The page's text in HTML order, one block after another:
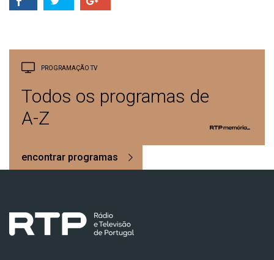
PROGRAMAÇÃO TV
Todos os programas de
A-Z
encontrar programas